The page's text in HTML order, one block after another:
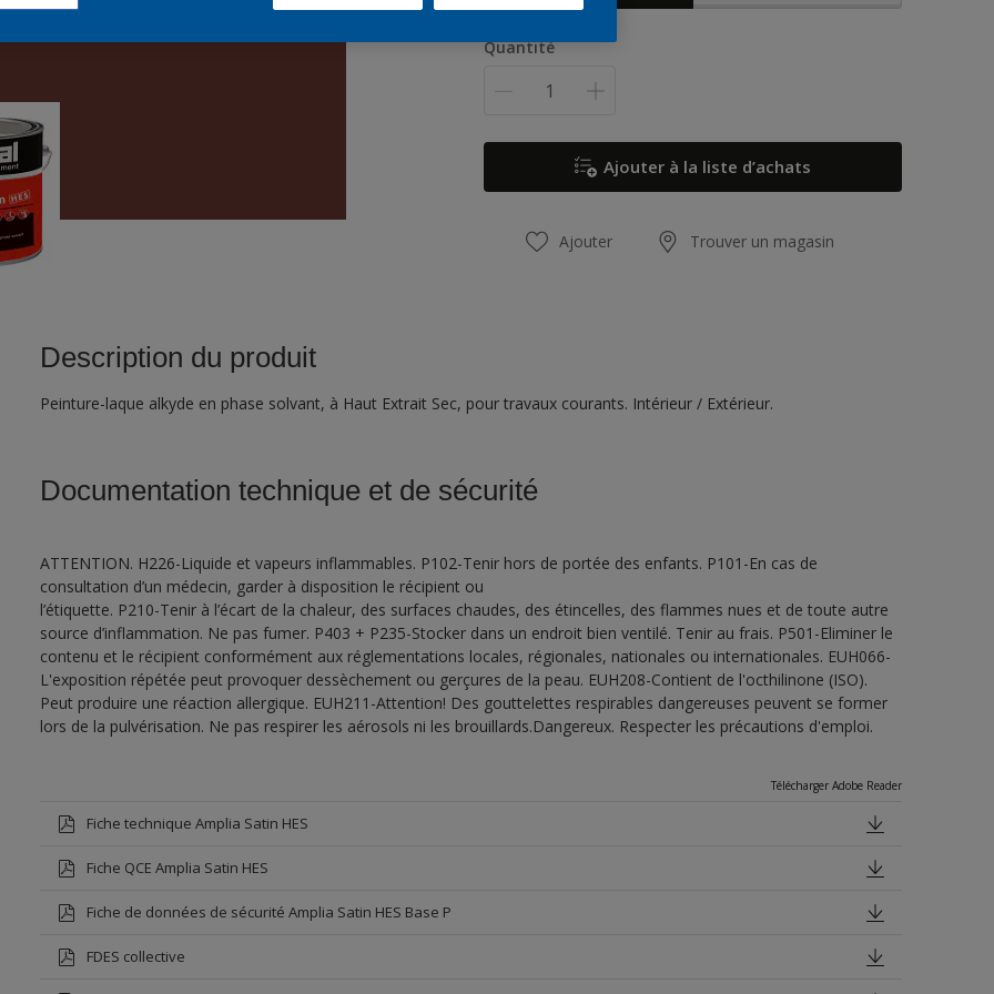
Quantité
Ajouter à la liste d’achats
Ajouter Trouver un magasin
Description du produit
Peinture-laque alkyde en phase solvant, à Haut Extrait Sec, pour travaux courants. Intérieur / Extérieur.
Documentation technique et de sécurité
ATTENTION. H226-Liquide et vapeurs inflammables. P102-Tenir hors de portée des enfants. P101-En cas de
consultation d’un médecin, garder à disposition le récipient ou
l’étiquette. P210-Tenir à l’écart de la chaleur, des surfaces chaudes, des étincelles, des flammes nues et de toute autre
source d’inflammation. Ne pas fumer. P403 + P235-Stocker dans un endroit bien ventilé. Tenir au frais. P501-Eliminer le
contenu et le récipient conformément aux réglementations locales, régionales, nationales ou internationales. EUH066-
L'exposition répétée peut provoquer dessèchement ou gerçures de la peau. EUH208-Contient de l'octhilinone (ISO).
Peut produire une réaction allergique. EUH211-Attention! Des gouttelettes respirables dangereuses peuvent se former
lors de la pulvérisation. Ne pas respirer les aérosols ni les brouillards.Dangereux. Respecter les précautions d'emploi.
Télécharger Adobe Reader
Fiche technique Amplia Satin HES
Fiche QCE Amplia Satin HES
Fiche de données de sécurité Amplia Satin HES Base P
FDES collective